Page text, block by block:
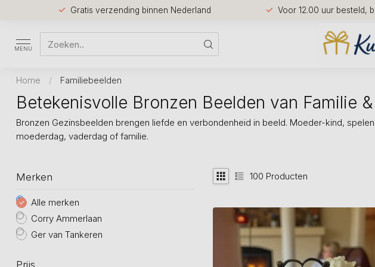
Gratis verzending binnen Nederland Voor 12.00 uur besteld,
MENU
Home / Familiebeelden
Betekenisvolle Bronzen Beelden van Familie
Bronzen Gezinsbeelden brengen liefde en verbondenheid in beeld. Moeder-kind,
moederdag, vaderdag of familie.
Merken
Alle merken
Corry Ammerlaan
Ger van Tankeren
Prijs
100 Producten